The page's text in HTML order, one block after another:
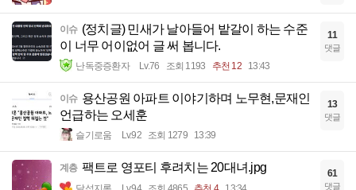
이슈 (정치글) 민새가 날아들어 밭갈이 하는 수준
이 너무 어이없어 글 써 봅니다.
난독중증환자 Lv.76 조회 1193 추천 12 13:43
11
댓글
이슈 용산공원 아파트 이야기하며 노무현,문재인
언급하는 오세훈
슬기로움 Lv.92 조회 1279 13:39
13
댓글
계층 팩트로 영포티 후려치는 20대녀.jpg 61
댓글